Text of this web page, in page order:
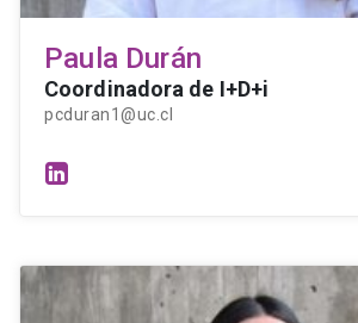
Paula Durán
Coordinadora de I+D+i
pcduran1@uc.cl